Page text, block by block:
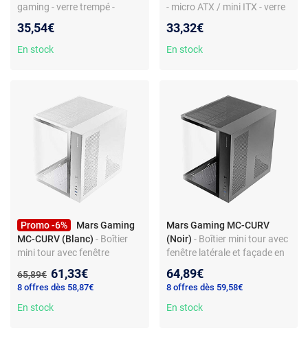
gaming - verre trempé -
ATX - USB 3.0
35,54€
En stock
- micro ATX / mini ITX - verre
33,32€
En stock
Promo -6%
Mars Gaming
MC-CURV (Blanc) - Boîtier
mini tour avec fenêtre
trempé
Ancien prix :
65,89€ Nouveau prix :
61,33€
8 offres dès 58,87€
En stock
Mars Gaming MC-CURV
(Noir) - Boîtier mini tour avec
fenêtre latérale et façade en
64,89€
8 offres dès 59,58€
En stock